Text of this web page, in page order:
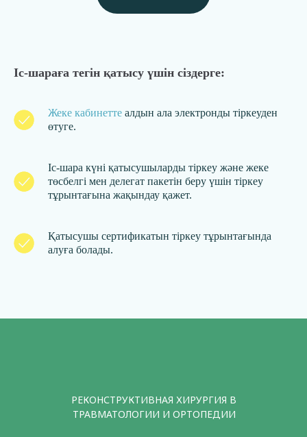
Іс-шараға тегін қатысу үшін сіздерге:
Жеке кабинетте алдын ала электронды тіркеуден
өтуге.
Іс-шара күні қатысушыларды тіркеу және жеке
төсбелгі мен делегат пакетін беру үшін тіркеу
тұрынтағына жақындау қажет.
Қатысушы сертификатын тіркеу тұрынтағында
алуға болады.
РЕКОНСТРУКТИВНАЯ ХИРУРГИЯ В
ТРАВМАТОЛОГИИ И ОРТОПЕДИИ